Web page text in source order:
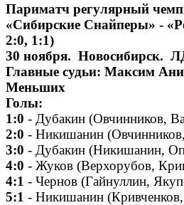
Париматч регулярный
«Сибирские Снайперы» -
2:0, 1:1)
30 ноября. Новосибирск.
Главные судьи: Максим
Меньших
Голы:
1:0 - Дубакин (Овчинников,
2:0 - Никишанин
3:0 - Дубакин (Никишанин,
4:0 - Жуков (Верхорубов,
4:1 - Чернов (Гайнуллин,
5:1 - Никишанин